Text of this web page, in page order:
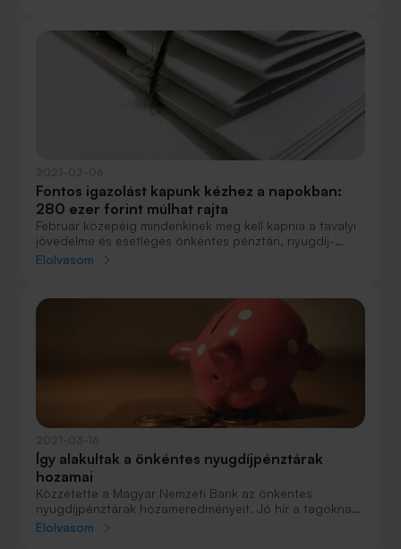
juthatunk hozzá a megtakarításhoz és mit kezdhetünk
vele? Ennek járt utána a Bank360.hu.
Fontos igazolást kapunk kézhez a napokban:
280 ezer forint múlhat rajta
Február közepéig mindenkinek meg kell kapnia a tavalyi
jövedelme és esetleges önkéntes pénztári, nyugdíj-
előtakarékossági vagy nyugdíjbiztosítási befizetései
Elolvasom
Így alakultak a önkéntes nyugdíjpénztárak
hozamai
Közzétette a Magyar Nemzeti Bank az önkéntes
nyugdíjpénztárak hozameredményeit. Jó hír a tagoknak,
hogy az éves reálhozam a járvány ellenére is
Elolvasom